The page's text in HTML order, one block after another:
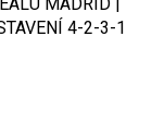
MADRID |
4-2-3-1